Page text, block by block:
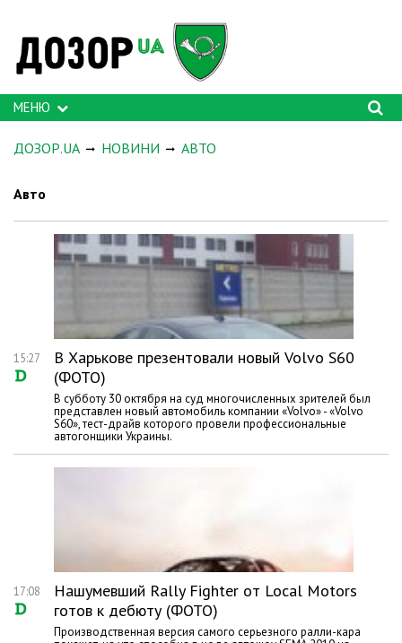
МЕНЮ
ДОЗОР.UA НОВИНИ АВТО
Авто
15:27
В Харькове презентовали новый Volvo S60
(ФОТО)
В субботу 30 октября на суд многочисленных зрителей был
представлен новый автомобиль компании «Volvo» - «Volvo
S60», тест-драйв которого провели профессиональные
автогонщики Украины.
17:08
Нашумевший Rally Fighter от Local Motors
готов к дебюту (ФОТО)
Производственная версия самого серьезного ралли-кара